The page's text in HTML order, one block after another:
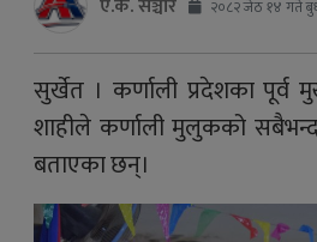
२०८२ जेठ १४ गते
सुर्खेत । कर्णाली प्रदेशका पूर्व
शाहीले कर्णाली मुलुकको
बताएका छन्।